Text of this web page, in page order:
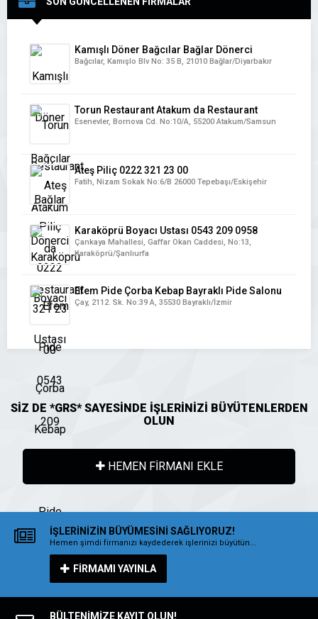
Kamışlı Döner Bağcılar Bağlar Dönerci
Bağcılar, Kamışlo Blv No: 35 B, 21010 Bağlar/Diyarbakır
Torun Restaurant Atakum da Restaurant
Esenevler, Bornova Cd. No:10/A, 55200 Atakum/Samsun
Ateş Piliç 0222 321 23 00
Fatih, Nizam Sokak No:6/B 26000 Tepebaşı/Eskişehir
Karaköprü Boyacı Ustası 0543 209 0958
Çankaya Mahallesi, Gaffar Okan Caddesi, No:13,
Karaköprü/Şanlıurfa
Efem Pide Çorba Kebap Bayraklı Pide Salonu
Çay, 2112. Sk. No:39 A, 35530 Bayraklı/İzmir
SİZ DE *GRS* SAYESİNDE İŞLERİNİZİ BÜYÜTENLERDEN
OLUN
HEMEN FİRMANI EKLE
İŞLERİNİZİN BÜYÜMESİNİ SAĞLIYORUZ!
Hemen şimdi firmanızı kaydederek işlerinizi büyütün...
FİRMAMI YAYINLA
BÜLTENİMİZE KAYIT OLUN!